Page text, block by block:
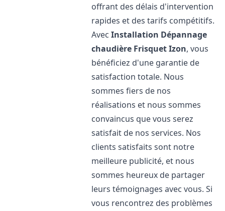
offrant des délais d'intervention
rapides et des tarifs compétitifs.
AvecInstallation Dépannage
chaudière FrisquetIzon, vous
bénéficiez d'une garantie de
satisfaction totale. Nous
sommes fiers de nos
réalisations et nous sommes
convaincus que vous serez
satisfait de nos services. Nos
clients satisfaits sont notre
meilleure publicité, et nous
sommes heureux de partager
leurs témoignages avec vous. Si
vous rencontrez des problèmes